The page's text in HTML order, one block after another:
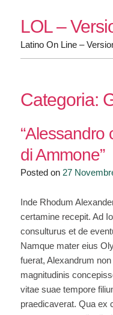
content
LOL –
Latino On Line –
Categoria:
“Alessandro
di Ammone”
Posted on 27
Inde Rhodum
certamine recepit. Ad
consulturus et de
Namque mater eius
fuerat, Alexandrum
magnitudinis
vitae suae tempore
praedicaverat. Qua ex